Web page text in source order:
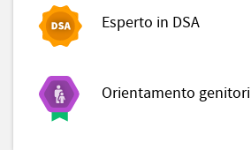
Esperto in DSA
Orientamento genitori